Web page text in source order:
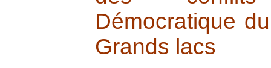
Démocratique
Grands lacs